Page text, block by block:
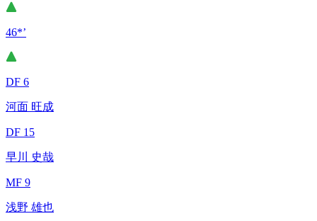
46*’
DF 6
河面 旺成
DF 15
早川 史哉
MF 9
浅野 雄也